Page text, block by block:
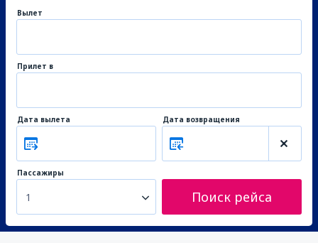
Вылет
Прилет в
Дата вылета Дата возвращения
Пассажиры
1 Поиск рейса